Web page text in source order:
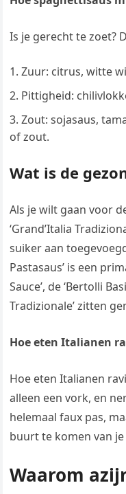
Is je gerecht te zoet?
Zuur: citrus, witte
Pittigheid:
Zout: sojasaus,
of zout.
Wat is de
Als je wilt gaan voor
‘Grand’Italia
suiker aan
Pastasaus’ is een
Sauce’, de ‘Bertolli
Tradizionale’ zitten
Hoe eten Italianen
Hoe eten Italianen
alleen een vork, en
helemaal faux pas,
buurt te komen van
Waarom